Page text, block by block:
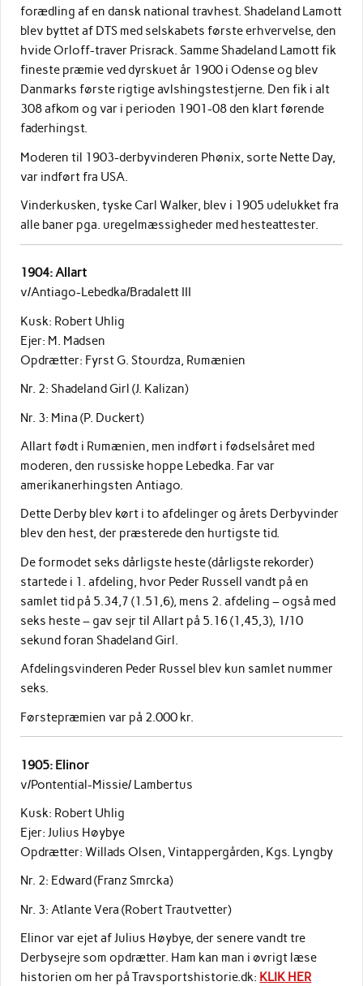
forædling af en dansk national travhest. Shadeland Lamott
blev byttet af DTS med selskabets første erhvervelse, den
hvide Orloff-traver Prisrack. Samme Shadeland Lamott fik
fineste præmie ved dyrskuet år 1900 i Odense og blev
Danmarks første rigtige avlshingstestjerne. Den fik i alt
308 afkom og var i perioden 1901-08 den klart førende
faderhingst.
Moderen til 1903-derbyvinderen Phønix, sorte Nette Day,
var indført fra USA.
Vinderkusken, tyske Carl Walker, blev i 1905 udelukket fra
alle baner pga. uregelmæssigheder med hesteattester.
1904: Allart
v/Antiago-Lebedka/Bradalett III
Kusk: Robert Uhlig
Ejer: M. Madsen
Opdrætter: Fyrst G. Stourdza, Rumænien
Nr. 2: Shadeland Girl (J. Kalizan)
Nr. 3: Mina (P. Duckert)
Allart født i Rumænien, men indført i fødselsåret med
moderen, den russiske hoppe Lebedka. Far var
amerikanerhingsten Antiago.
Dette Derby blev kørt i to afdelinger og årets Derbyvinder
blev den hest, der præsterede den hurtigste tid.
De formodet seks dårligste heste (dårligste rekorder)
startede i 1. afdeling, hvor Peder Russell vandt på en
samlet tid på 5.34,7 (1.51,6), mens 2. afdeling – også med
seks heste – gav sejr til Allart på 5.16 (1,45,3), 1/10
sekund foran Shadeland Girl.
Afdelingsvinderen Peder Russel blev kun samlet nummer
seks.
Førstepræmien var på 2.000 kr.
1905: Elinor
v/Pontential-Missie/ Lambertus
Kusk: Robert Uhlig
Ejer: Julius Høybye
Opdrætter: Willads Olsen, Vintappergården, Kgs. Lyngby
Nr. 2: Edward (Franz Smrcka)
Nr. 3: Atlante Vera (Robert Trautvetter)
Elinor var ejet af Julius Høybye, der senere vandt tre
Derbysejre som opdrætter. Ham kan man i øvrigt læse
historien om her på Travsportshistorie.dk: KLIK HER